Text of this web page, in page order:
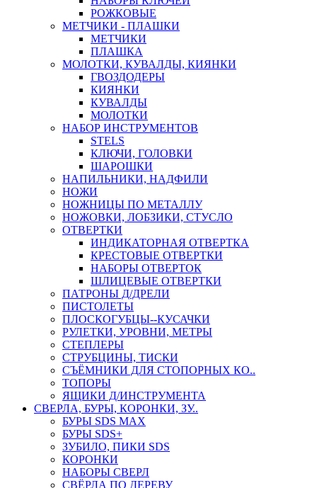
РОЖКОВЫЕ
МЕТЧИКИ - ПЛАШКИ
МЕТЧИКИ
ПЛАШКА
МОЛОТКИ, КУВАЛДЫ, КИЯНКИ
ГВОЗДОДЕРЫ
КИЯНКИ
КУВАЛДЫ
МОЛОТКИ
НАБОР ИНСТРУМЕНТОВ
STELS
КЛЮЧИ, ГОЛОВКИ
ШАРОШКИ
НАПИЛЬНИКИ, НАДФИЛИ
НОЖИ
НОЖНИЦЫ ПО МЕТАЛЛУ
НОЖОВКИ, ЛОБЗИКИ, СТУСЛО
ОТВЕРТКИ
ИНДИКАТОРНАЯ ОТВЕРТКА
КРЕСТОВЫЕ ОТВЕРТКИ
НАБОРЫ ОТВЕРТОК
ШЛИЦЕВЫЕ ОТВЕРТКИ
ПАТРОНЫ Д/ДРЕЛИ
ПИСТОЛЕТЫ
ПЛОСКОГУБЦЫ--КУСАЧКИ
РУЛЕТКИ, УРОВНИ, МЕТРЫ
СТЕПЛЕРЫ
СТРУБЦИНЫ, ТИСКИ
СЪЁМНИКИ ДЛЯ СТОПОРНЫХ КО..
ТОПОРЫ
ЯЩИКИ Д/ИНСТРУМЕНТА
СВЕРЛА, БУРЫ, КОРОНКИ, ЗУ..
БУРЫ SDS MAX
БУРЫ SDS+
ЗУБИЛО, ПИКИ SDS
КОРОНКИ
НАБОРЫ СВЕРЛ
СВЁРЛА ПО ДЕРЕВУ